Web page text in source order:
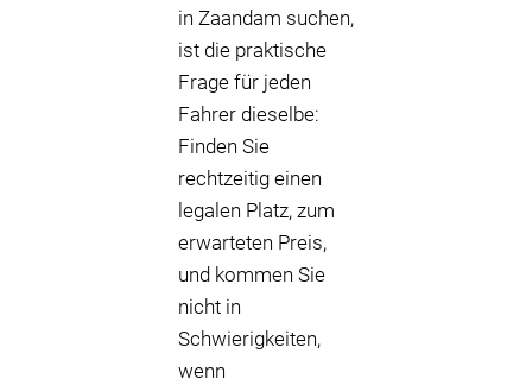
in Zaandam suchen,
ist die praktische
Frage für jeden
Fahrer dieselbe:
Finden Sie
rechtzeitig einen
legalen Platz, zum
erwarteten Preis,
und kommen Sie
nicht in
Schwierigkeiten,
wenn